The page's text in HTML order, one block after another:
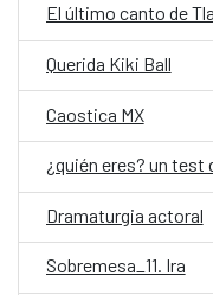
Querida Kiki Ball
Caostica MX
Dramaturgia actoral
Sobremesa_11. Ira